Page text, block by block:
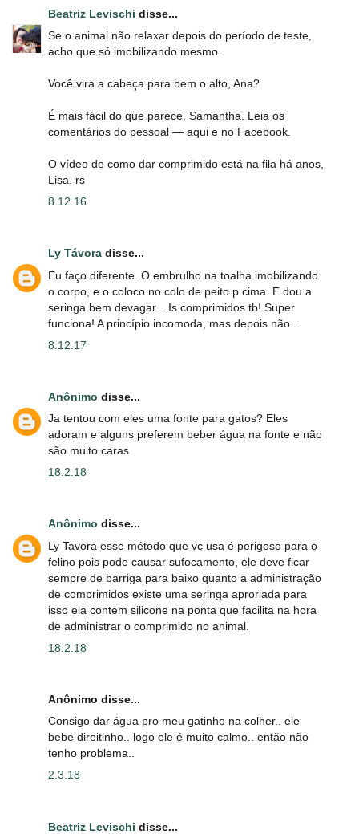
Beatriz Levischi disse...
Se o animal não relaxar depois do período de teste,
acho que só imobilizando mesmo.
Você vira a cabeça para bem o alto, Ana?
É mais fácil do que parece, Samantha. Leia os
comentários do pessoal ― aqui e no Facebook.
O vídeo de como dar comprimido está na fila há anos,
Lisa. rs
8.12.16
Ly Távora disse...
Eu faço diferente. O embrulho na toalha imobilizando
o corpo, e o coloco no colo de peito p cima. E dou a
seringa bem devagar... Is comprimidos tb! Super
funciona! A princípio incomoda, mas depois não...
8.12.17
Anônimo disse...
Ja tentou com eles uma fonte para gatos? Eles
adoram e alguns preferem beber água na fonte e não
são muito caras
18.2.18
Anônimo disse...
Ly Tavora esse método que vc usa é perigoso para o
felino pois pode causar sufocamento, ele deve ficar
sempre de barriga para baixo quanto a administração
de comprimidos existe uma seringa aproriada para
isso ela contem silicone na ponta que facilita na hora
de administrar o comprimido no animal.
18.2.18
Anônimo disse...
Consigo dar água pro meu gatinho na colher.. ele
bebe direitinho.. logo ele é muito calmo.. então não
tenho problema..
2.3.18
Beatriz Levischi disse...